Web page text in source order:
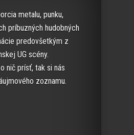
metalu, punku,
príbuzných hudobných
predovšetkým z
UG scény.
nič prísť, tak si nás
zoznamu.